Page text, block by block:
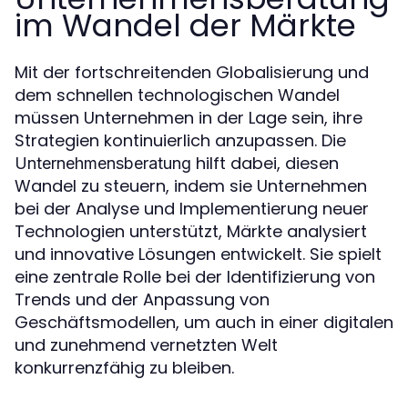
im Wandel der Märkte
Mit der fortschreitenden Globalisierung und
dem schnellen technologischen Wandel
müssen Unternehmen in der Lage sein, ihre
Strategien kontinuierlich anzupassen. Die
Unternehmensberatung hilft dabei, diesen
Wandel zu steuern, indem sie Unternehmen
bei der Analyse und Implementierung neuer
Technologien unterstützt, Märkte analysiert
und innovative Lösungen entwickelt. Sie spielt
eine zentrale Rolle bei der Identifizierung von
Trends und der Anpassung von
Geschäftsmodellen, um auch in einer digitalen
und zunehmend vernetzten Welt
konkurrenzfähig zu bleiben.